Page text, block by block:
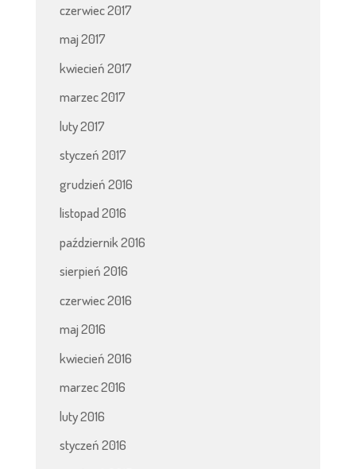
czerwiec 2017
maj 2017
kwiecień 2017
marzec 2017
luty 2017
styczeń 2017
grudzień 2016
listopad 2016
październik 2016
sierpień 2016
czerwiec 2016
maj 2016
kwiecień 2016
marzec 2016
luty 2016
styczeń 2016